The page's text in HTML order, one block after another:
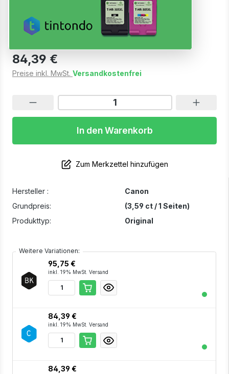
Hersteller :
Canon
Grundpreis:
(3,59 ct / 1 Seiten)
Produkttyp:
Original
Weitere Variationen:
95,75 €
inkl. 19% MwSt. Versand
84,39 €
inkl. 19% MwSt. Versand
84,39 €
Sofort verfügbar, Lieferzeit: 1-3 Werktage
84,39 €
Preise inkl. MwSt. Versandkostenfrei
In den Warenkorb
Zum Merkzettel hinzufügen